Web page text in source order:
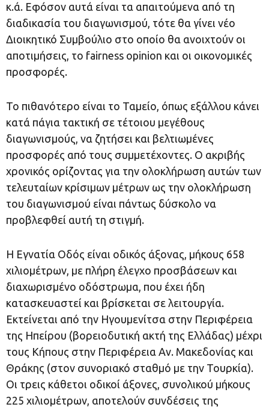
κ.ά. Εφόσον αυτά είναι τα απαιτούμενα από τη
διαδικασία του διαγωνισμού, τότε θα γίνει νέο
Διοικητικό Συμβούλιο στο οποίο θα ανοιχτούν οι
αποτιμήσεις, το fairness opinion και οι οικονομικές
προσφορές.
Το πιθανότερο είναι το Ταμείο, όπως εξάλλου κάνει
κατά πάγια τακτική σε τέτοιου μεγέθους
διαγωνισμούς, να ζητήσει και βελτιωμένες
προσφορές από τους συμμετέχοντες. Ο ακριβής
χρονικός ορίζοντας για την ολοκλήρωση αυτών των
τελευταίων κρίσιμων μέτρων ως την ολοκλήρωση
του διαγωνισμού είναι πάντως δύσκολο να
προβλεφθεί αυτή τη στιγμή.
Η Εγνατία Οδός είναι οδικός άξονας, μήκους 658
χιλιομέτρων, με πλήρη έλεγχο προσβάσεων και
διαχωρισμένο οδόστρωμα, που έχει ήδη
κατασκευαστεί και βρίσκεται σε λειτουργία.
Εκτείνεται από την Ηγουμενίτσα στην Περιφέρεια
της Ηπείρου (βορειοδυτική ακτή της Ελλάδας) μέχρι
τους Κήπους στην Περιφέρεια Αν. Μακεδονίας και
Θράκης (στον συνοριακό σταθμό με την Τουρκία).
Οι τρεις κάθετοι οδικοί άξονες, συνολικού μήκους
225 χιλιομέτρων, αποτελούν συνδέσεις της